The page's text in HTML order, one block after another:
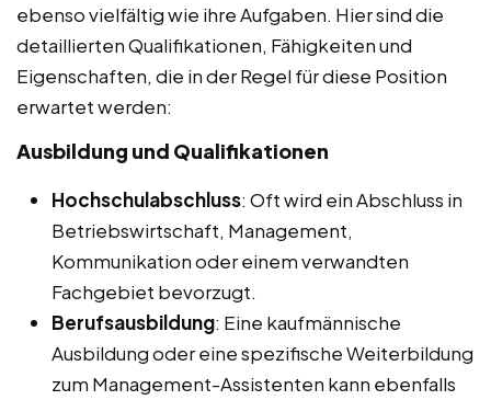
ebenso vielfältig wie ihre Aufgaben. Hier sind die
detaillierten Qualifikationen, Fähigkeiten und
Eigenschaften, die in der Regel für diese Position
erwartet werden:
Ausbildung und Qualifikationen
Hochschulabschluss: Oft wird ein Abschluss in
Betriebswirtschaft, Management,
Kommunikation oder einem verwandten
Fachgebiet bevorzugt.
Berufsausbildung: Eine kaufmännische
Ausbildung oder eine spezifische Weiterbildung
zum Management-Assistenten kann ebenfalls